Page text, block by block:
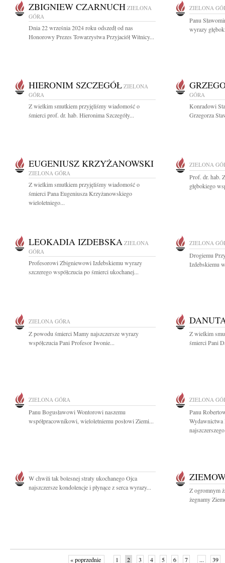
ZBIGNIEW CZARNUCH ZIELONA
GÓRA
Dnia 22 września 2024 roku odszedł od nas
Honorowy Prezes Towarzystwa Przyjaciół Witnicy...
ZIELONA
Panu
wyrazy
HIERONIM SZCZEGÓŁ ZIELONA
GÓRA
Z wielkim smutkiem przyjęliśmy wiadomość o
śmierci prof. dr. hab. Hieronima Szczegóły...
GÓRA
Konradowi
Grzegorza
EUGENIUSZ KRZYŻANOWSKI
ZIELONA GÓRA
Z wielkim smutkiem przyjęliśmy wiadomość o
śmierci Pana Eugeniusza Krzyżanowskiego
wieloletniego...
ZIELONA
Prof. dr. hab.
głębokiego
LEOKADIA IZDEBSKA ZIELONA
GÓRA
Profesorowi Zbigniewowi Izdebskiemu wyrazy
szczerego współczucia po śmierci ukochanej...
ZIELONA
Drogiemu
Izdebskiemu
ZIELONA GÓRA
Z powodu śmierci Mamy najszczersze wyrazy
współczucia Pani Profesor Iwonie...
Z wielkim
śmierci Pani
ZIELONA GÓRA
Panu Bogusławowi Wontorowi naszemu
współpracownikowi, wieloletniemu posłowi Ziemi...
ZIELONA
Panu
Wydawnictwa
W chwili tak bolesnej straty ukochanego Ojca
najszczersze kondolencje i płynące z serca wyrazy...
Z ogromnym
żegnamy
« poprzednie 1 2 3 4 5 6 7 ... 39